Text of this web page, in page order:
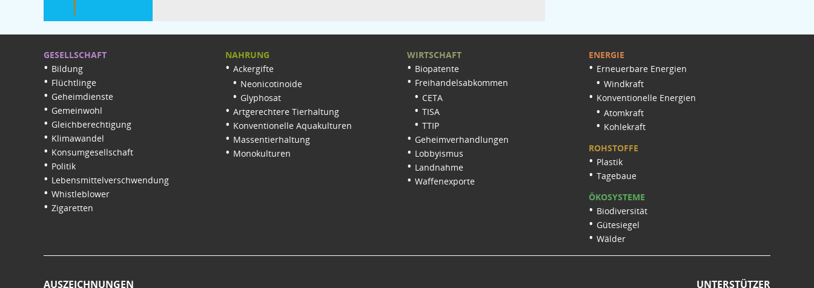
GESELLSCHAFT
Bildung
Flüchtlinge
Geheimdienste
Gemeinwohl
Gleichberechtigung
Klimawandel
Konsumgesellschaft
Politik
Lebensmittelverschwendung
Whistleblower
Zigaretten
NAHRUNG
Ackergifte
Neonicotinoide
Glyphosat
Artgerechtere Tierhaltung
Konventionelle Aquakulturen
Massentierhaltung
Monokulturen
WIRTSCHAFT
Biopatente
Freihandelsabkommen
CETA
TISA
TTIP
Geheimverhandlungen
Lobbyismus
Landnahme
Waffenexporte
ENERGIE
Erneuerbare Energien
Windkraft
Konventionelle Energien
Atomkraft
Kohlekraft
ROHSTOFFE
Plastik
Tagebaue
ÖKOSYSTEME
Biodiversität
Gütesiegel
Wälder
AUSZEICHNUNGEN UNTERSTÜTZER